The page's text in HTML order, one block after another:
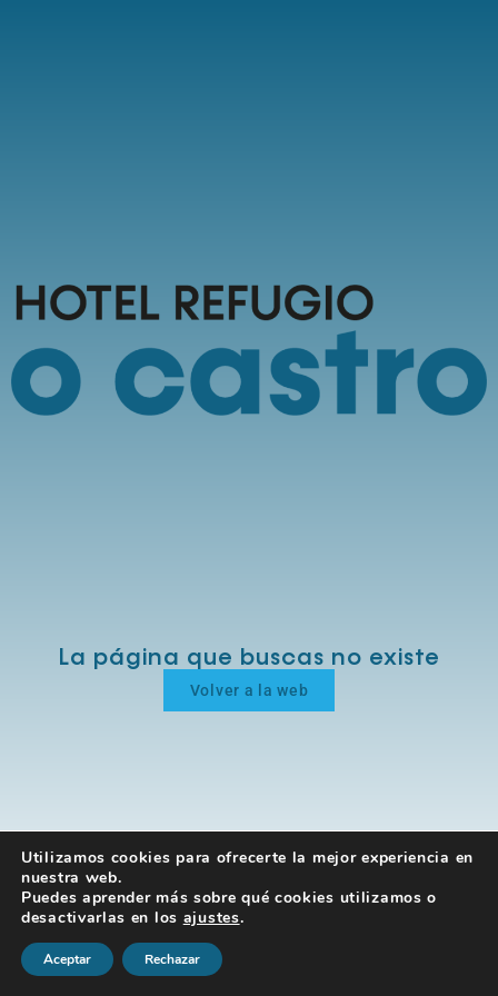
La página que buscas no existe
Volver a la web
Utilizamos cookies para ofrecerte la mejor experiencia en
nuestra web.
Puedes aprender más sobre qué cookies utilizamos o
desactivarlas en los ajustes.
Aceptar Rechazar